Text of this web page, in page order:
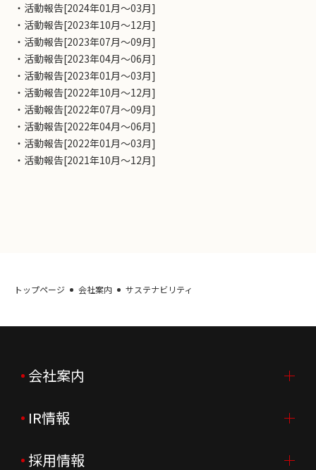
・活動報告[2024年01月～03月]
・活動報告[2023年10月～12月]
・活動報告[2023年07月～09月]
・活動報告[2023年04月～06月]
・活動報告[2023年01月～03月]
・活動報告[2022年10月～12月]
・活動報告[2022年07月～09月]
・活動報告[2022年04月～06月]
・活動報告[2022年01月～03月]
・活動報告[2021年10月～12月]
トップページ 会社案内 サステナビリティ
会社案内
会社案内TOP
ご挨拶
IR情報
IR情報TOP
採用情報